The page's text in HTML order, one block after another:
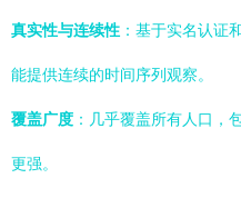
真实性与连续性 ：基于实名认证
能提供连续的时间序列观察。
覆盖广度 ：几乎覆盖所有人口，
更强。